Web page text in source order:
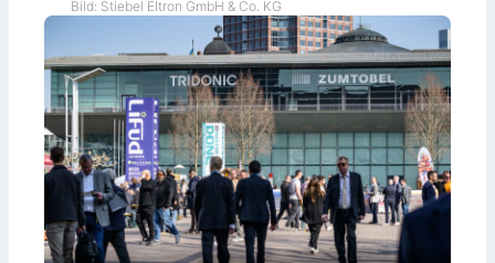
Bild: Stiebel Eltron GmbH & Co. KG